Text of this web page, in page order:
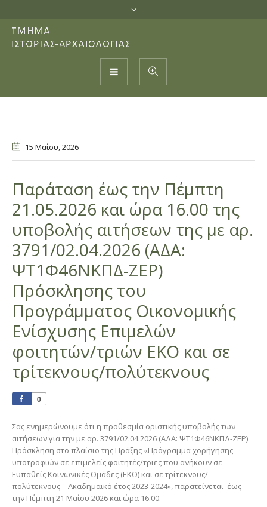
15 Μαΐου, 2026
Παράταση έως την Πέμπτη
21.05.2026 και ώρα 16.00 της
υποβολής αιτήσεων της με αρ.
3791/02.04.2026 (ΑΔΑ:
ΨΤ1Φ46ΝΚΠΔ-ΖΕΡ)
Πρόσκλησης του
Προγράμματος Οικονομικής
Ενίσχυσης Επιμελών
φοιτητών/τριών ΕΚΟ και σε
τρίτεκνους/πολύτεκνους
0
Σας ενημερώνουμε ότι η προθεσμία οριστικής υποβολής των
αιτήσεων για την με αρ. 3791/02.04.2026 (ΑΔΑ: ΨΤ1Φ46ΝΚΠΔ-ΖΕΡ)
Πρόσκληση στο πλαίσιο της Πράξης «Πρόγραμμα χορήγησης
υποτροφιών σε επιμελείς φοιτητές/τριες που ανήκουν σε
Ευπαθείς Κοινωνικές Ομάδες (ΕΚΟ) και σε τρίτεκνους/
πολύτεκνους – Ακαδημαϊκό έτος 2023-2024», παρατείνεται έως
την Πέμπτη 21 Μαΐου 2026 και ώρα 16.00.